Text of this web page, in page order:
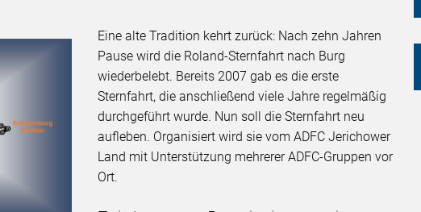
Eine alte Tradition kehrt zurück: Nach zehn Jahren
Pause wird die Roland-Sternfahrt nach Burg
wiederbelebt. Bereits 2007 gab es die erste
Sternfahrt, die anschließend viele Jahre regelmäßig
durchgeführt wurde. Nun soll die Sternfahrt neu
aufleben. Organisiert wird sie vom ADFC Jerichower
Land mit Unterstützung mehrerer ADFC-Gruppen vor
Ort.